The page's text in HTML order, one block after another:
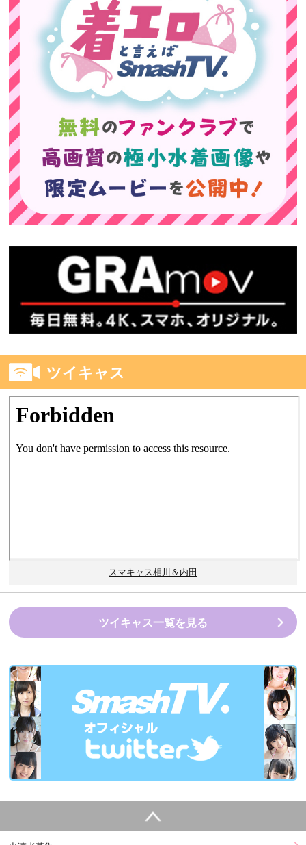
ツイキャス
スマキャス相川＆内田
ツイキャス一覧を見る